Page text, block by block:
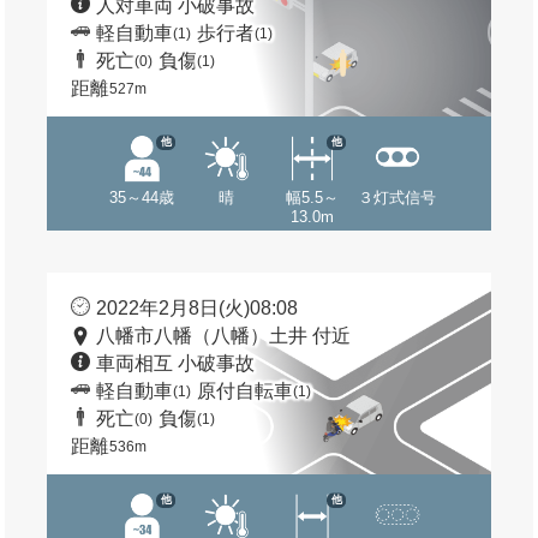
人対車両 小破事故
軽自動車(1) 歩行者(1)
死亡(0) 負傷(1)
距離527m
35～44歳
他
晴
幅5.5～
13.0m
他
３灯式信号
2022年2月8日(火)08:08
八幡市八幡（八幡）土井 付近
車両相互 小破事故
軽自動車(1) 原付自転車(1)
死亡(0) 負傷(1)
距離536m
他 他